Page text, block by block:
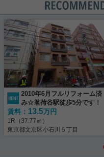
2010年6月フルリフォーム済
み☆茗荷谷駅徒歩5分です！
賃料： 13.5万円
1R（37.77㎡）
東京都文京区小石川５丁目